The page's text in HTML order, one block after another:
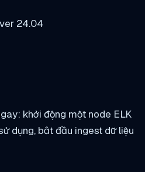
24.04
khởi động một node ELK
dụng, bắt đầu ingest dữ liệu